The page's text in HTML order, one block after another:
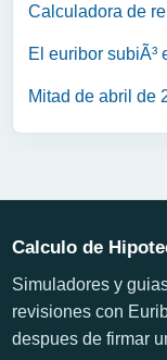
Calculadora de
El euribor subiÃ³
Mitad de abril de
Calculo de
Simuladores y
revisiones con
despues de firmar